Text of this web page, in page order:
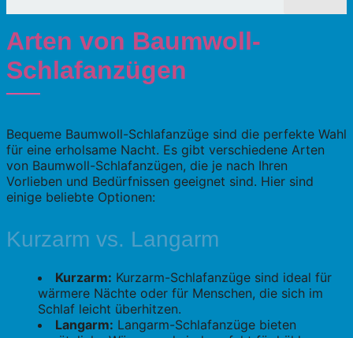
Arten von Baumwoll-
Schlafanzügen
Bequeme Baumwoll-Schlafanzüge sind die perfekte Wahl
für eine erholsame Nacht. Es gibt verschiedene Arten
von Baumwoll-Schlafanzügen, die je nach Ihren
Vorlieben und Bedürfnissen geeignet sind. Hier sind
einige beliebte Optionen:
Kurzarm vs. Langarm
Kurzarm: Kurzarm-Schlafanzüge sind ideal für
wärmere Nächte oder für Menschen, die sich im
Schlaf leicht überhitzen.
Langarm: Langarm-Schlafanzüge bieten